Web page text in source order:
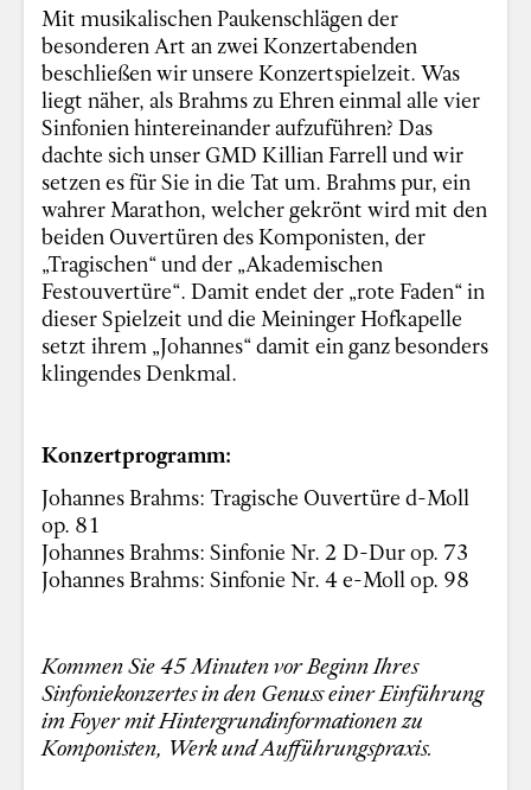
Mit musikalischen Paukenschlägen der
besonderen Art an zwei Konzertabenden
beschließen wir unsere Konzertspielzeit. Was
liegt näher, als Brahms zu Ehren einmal alle vier
Sinfonien hintereinander aufzuführen? Das
dachte sich unser GMD Killian Farrell und wir
setzen es für Sie in die Tat um. Brahms pur, ein
wahrer Marathon, welcher gekrönt wird mit den
beiden Ouvertüren des Komponisten, der
„Tragischen“ und der „Akademischen
Festouvertüre“. Damit endet der „rote Faden“ in
dieser Spielzeit und die Meininger Hofkapelle
setzt ihrem „Johannes“ damit ein ganz besonders
klingendes Denkmal.
Konzertprogramm:
Johannes Brahms: Tragische Ouvertüre d-Moll
op. 81
Johannes Brahms: Sinfonie Nr. 2 D-Dur op. 73
Johannes Brahms: Sinfonie Nr. 4 e-Moll op. 98
Kommen Sie 45 Minuten vor Beginn Ihres
Sinfoniekonzertes in den Genuss einer Einführung
im Foyer mit Hintergrundinformationen zu
Komponisten, Werk und Aufführungspraxis.